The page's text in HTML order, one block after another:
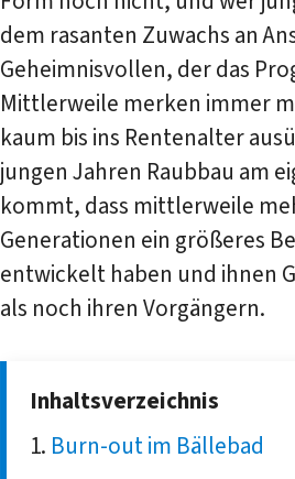
dem rasanten Zuwachs an
Geheimnisvollen, der das
Mittlerweile merken immer
kaum bis ins Rentenalter
jungen Jahren Raubbau am
kommt, dass mittlerweile
Generationen ein größeres
entwickelt haben und ihnen
als noch ihren Vorgängern.
Inhaltsverzeichnis
Burn-out im Bällebad